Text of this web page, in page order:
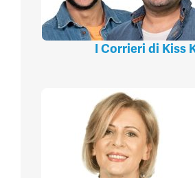
I Corrieri di Kiss